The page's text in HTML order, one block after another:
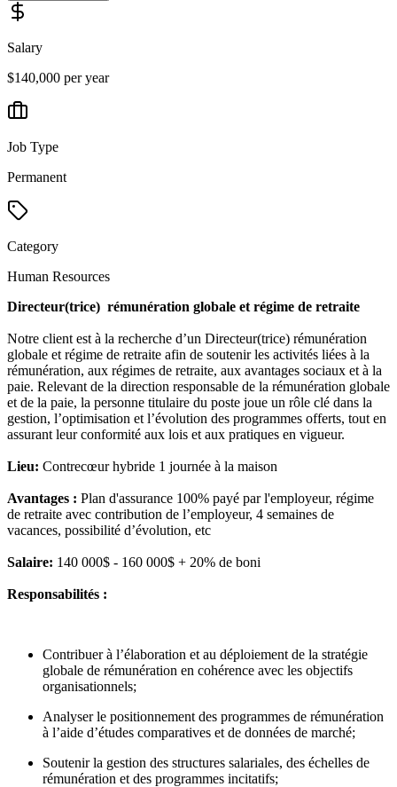
Salary
$140,000 per year
Job Type
Permanent
Category
Human Resources
Directeur(trice) rémunération globale et régime de retraite
Notre client est à la recherche d’un Directeur(trice) rémunération
globale et régime de retraite afin de soutenir les activités liées à la
rémunération, aux régimes de retraite, aux avantages sociaux et à la
paie. Relevant de la direction responsable de la rémunération globale
et de la paie, la personne titulaire du poste joue un rôle clé dans la
gestion, l’optimisation et l’évolution des programmes offerts, tout en
assurant leur conformité aux lois et aux pratiques en vigueur.
Lieu: Contrecœur hybride 1 journée à la maison
Avantages : Plan d'assurance 100% payé par l'employeur, régime
de retraite avec contribution de l’employeur, 4 semaines de
vacances, possibilité d’évolution, etc
Salaire: 140 000$ - 160 000$ + 20% de boni
Responsabilités :
Contribuer à l’élaboration et au déploiement de la stratégie
globale de rémunération en cohérence avec les objectifs
organisationnels;
Analyser le positionnement des programmes de rémunération
à l’aide d’études comparatives et de données de marché;
Soutenir la gestion des structures salariales, des échelles de
rémunération et des programmes incitatifs;